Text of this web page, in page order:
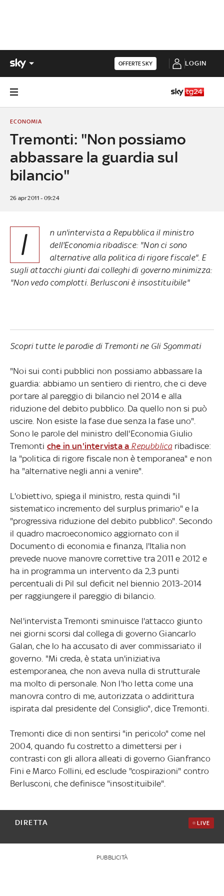
OFFERTE SKY LOGIN
Tremonti: "Non possiamo
abbassare la guardia sul
bilancio"
ECONOMIA
26 apr 2011 - 09:24
I
n un'intervista a Repubblica il ministro
dell'Economia ribadisce: "Non ci sono
alternative alla politica di rigore fiscale". E
sugli attacchi giunti dai colleghi di governo minimizza:
"Non vedo complotti. Berlusconi è insostituibile"
Scopri tutte le parodie di Tremonti ne Gli Sgommati
"Noi sui conti pubblici non possiamo abbassare la
guardia: abbiamo un sentiero di rientro, che ci deve
portare al pareggio di bilancio nel 2014 e alla
riduzione del debito pubblico. Da quello non si può
uscire. Non esiste la fase due senza la fase uno".
Sono le parole del ministro dell'Economia Giulio
Tremonti che in un'intervista a Repubblicaribadisce:
la "politica di rigore fiscale non è temporanea" e non
ha "alternative negli anni a venire".
L'obiettivo, spiega il ministro, resta quindi "il
sistematico incremento del surplus primario" e la
"progressiva riduzione del debito pubblico". Secondo
il quadro macroeconomico aggiornato con il
Documento di economia e finanza, l'Italia non
prevede nuove manovre correttive tra 2011 e 2012 e
ha in programma un intervento da 2,3 punti
percentuali di Pil sul deficit nel biennio 2013-2014
per raggiungere il pareggio di bilancio.
Nel'intervista Tremonti sminuisce l'attacco giunto
nei giorni scorsi dal collega di governo Giancarlo
Galan, che lo ha accusato di aver commissariato il
governo. "Mi creda, è stata un'iniziativa
estemporanea, che non aveva nulla di strutturale
ma molto di personale. Non l'ho letta come una
manovra contro di me, autorizzata o addirittura
ispirata dal presidente del Consiglio", dice Tremonti.
Tremonti dice di non sentirsi "in pericolo" come nel
2004, quando fu costretto a dimettersi per i
contrasti con gli allora alleati di governo Gianfranco
Fini e Marco Follini, ed esclude "cospirazioni" contro
Berlusconi, che definisce "insostituibile".
DIRETTA LIVE
PUBBLICITÀ